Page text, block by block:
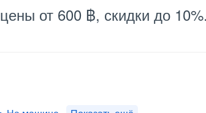
от 600 ฿, скидки до